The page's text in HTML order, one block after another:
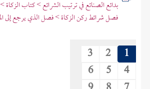
بدائع الصنائع في ترتيب الشرائع > كتاب
فصل شرائط ركن الزكاة > فصل الذي يرجع إلى
1
2
3
4
5
6